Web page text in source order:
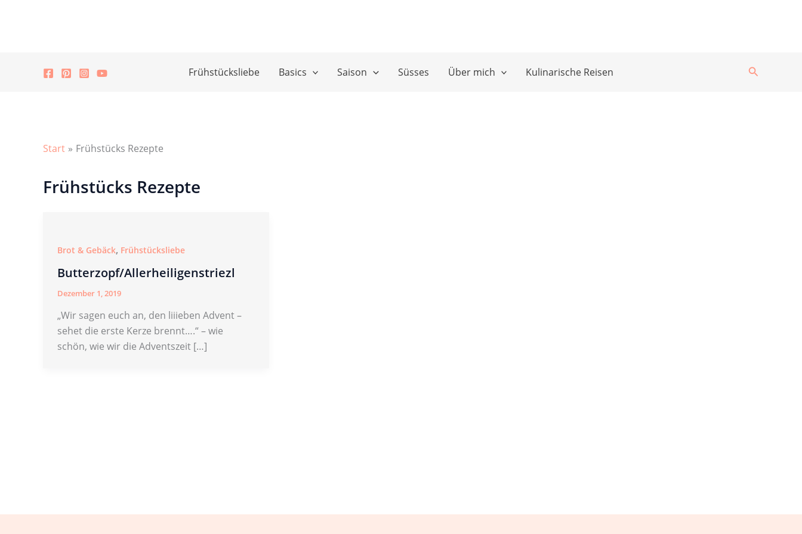
Frühstücksliebe Basics Saison Süsses Über mich Kulinarische Reisen Suchen
Start Frühstücks Rezepte
Frühstücks Rezepte
Brot & Gebäck, Frühstücksliebe
Butterzopf/Allerheiligenstriezl
Dezember 1, 2019
„Wir sagen euch an, den liiieben Advent –
sehet die erste Kerze brennt….“ – wie
schön, wie wir die Adventszeit […]